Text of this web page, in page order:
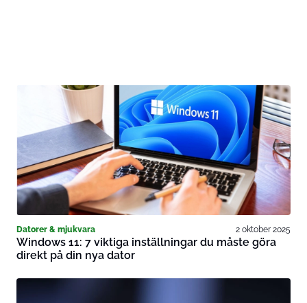
Datorer & mjukvara 2 oktober 2025
Windows 11: 7 viktiga inställningar du måste göra
direkt på din nya dator